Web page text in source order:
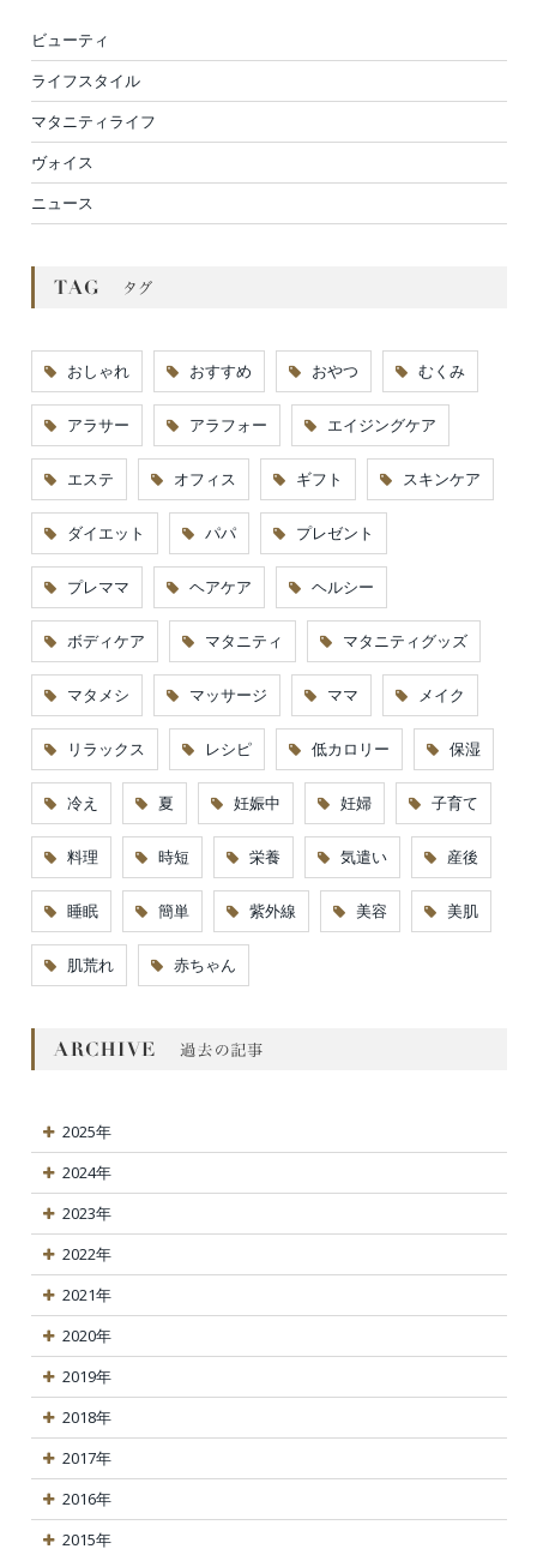
ビューティ
ライフスタイル
マタニティライフ
ヴォイス
ニュース
おしゃれ おすすめ おやつ むくみ
アラサー アラフォー エイジングケア
エステ オフィス ギフト スキンケア
ダイエット パパ プレゼント
プレママ ヘアケア ヘルシー
ボディケア マタニティ マタニティグッズ
マタメシ マッサージ ママ メイク
リラックス レシピ 低カロリー 保湿
冷え 夏 妊娠中 妊婦 子育て
料理 時短 栄養 気遣い 産後
睡眠 簡単 紫外線 美容 美肌
肌荒れ 赤ちゃん
2025年
2024年
2023年
2022年
2021年
2020年
2019年
2018年
2017年
2016年
2015年